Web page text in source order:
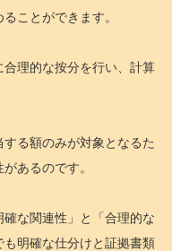
ことができます。
理的な按分を行い、計算
る額のみが対象となるた
あるのです。
な関連性」と「合理的な
明確な仕分けと証拠書類